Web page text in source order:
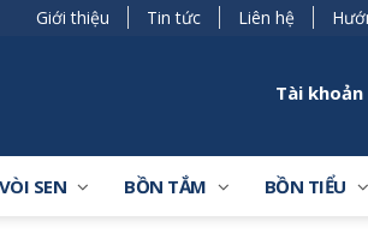
Giới thiệu Tin tức Liên hệ
Tài khoản
VÒI SEN BỒN TẮM BỒN TIỂU